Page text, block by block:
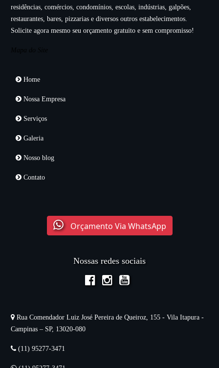
residências, comércios, condomínios, escolas, indústrias, galpões,
restaurantes, bares, pizzarias e diversos outros estabelecimentos.
Solicite agora mesmo seu orçamento gratuito e sem compromisso!
Mapa do Site
Home
Nossa Empresa
Serviços
Galeria
Nosso blog
Contato
Orçamento Via WhatsApp
Nossas redes sociais
Rua Comendador Luiz José Pereira de Queiroz, 155 - Vila Itapura -
Campinas – SP, 13020-080
(11) 95277-3471